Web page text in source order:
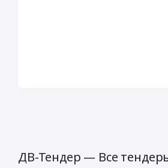
ДВ-Тендер — Все